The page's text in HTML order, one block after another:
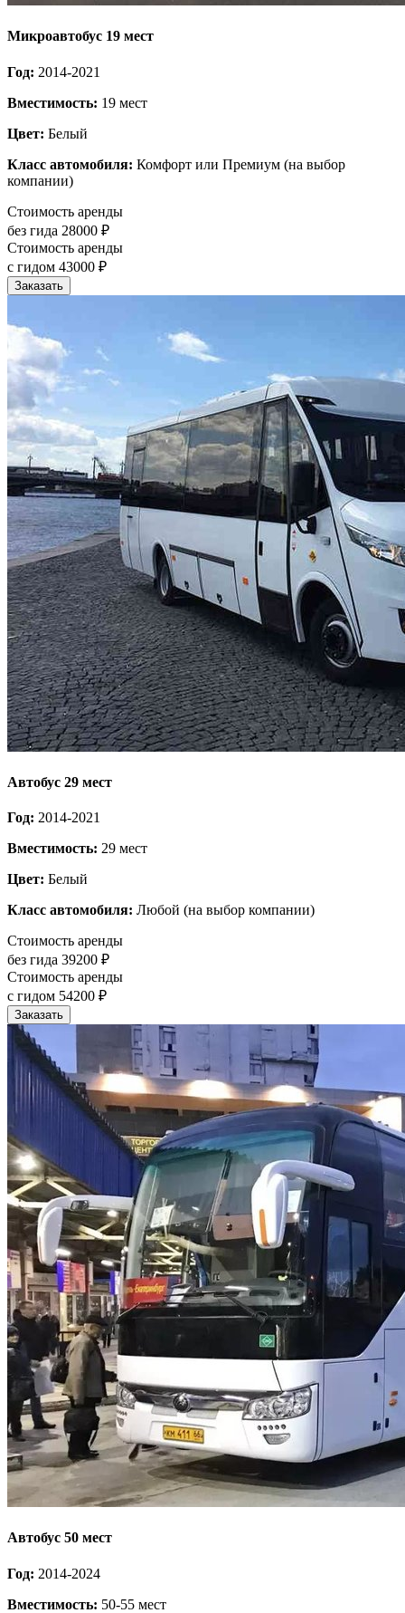
Микроавтобус 19 мест
Год: 2014-2021
Вместимость: 19 мест
Цвет: Белый
Класс автомобиля: Комфорт или Премиум (на выбор
компании)
Стоимость аренды
без гида 28000 ₽
Стоимость аренды
с гидом 43000 ₽
Заказать
Автобус 29 мест
Год: 2014-2021
Вместимость: 29 мест
Цвет: Белый
Класс автомобиля: Любой (на выбор компании)
Стоимость аренды
без гида 39200 ₽
Стоимость аренды
с гидом 54200 ₽
Заказать
Автобус 50 мест
Год: 2014-2024
Вместимость: 50-55 мест